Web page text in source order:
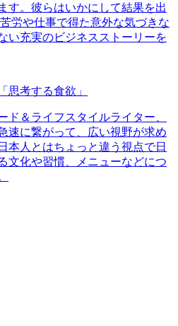
す。彼らはいかにして結果を出
労や仕事で得た意外な気づきな
い充実のビジネスストーリーを
思考する食欲」
ド＆ライフスタイルライター、
速に繋がって、広い視野が求め
本人とはちょっと違う視点で日
文化や習慣、メニューなどにつ